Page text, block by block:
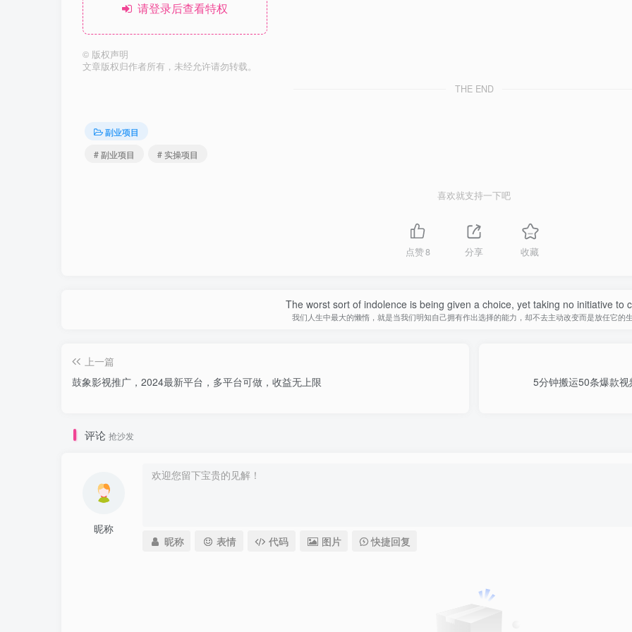
请登录后查看特权
© 版权声明
文章版权归作者所有，未经允许请勿转载。
THE END
副业项目
# 副业项目
# 实操项目
喜欢就支持一下吧
点赞8 分享 收藏
The worst sort of indolence is being given a choice, yet taking no initiative to
我们人生中最大的懒惰，就是当我们明知自己拥有作出选择的能力，却不去主动改变而是放任它的
上一篇
鼓象影视推广，2024最新平台，多平台可做，收益无上限
5分钟搬运50条爆款
评论 抢沙发
昵称
昵称 表情 代码 图片 快捷回复